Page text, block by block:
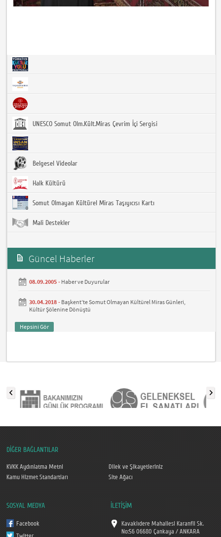
UNESCO Somut Olm.Kült.Miras Çevrim İçi Sergisi
Belgesel Videolar
Halk Kültürü
Somut Olmayan Kültürel Miras Taşıyıcısı Kartı
Mali Destekler
Güncel Haberler
08.09.2005 - Haber ve Duyurular
30.04.2018 - Başkent’te Somut Olmayan Kültürel Miras Günleri,
Kültür Şölenine Dönüştü
Hepsini Gör
DİĞER BAĞLANTILAR
KVKK Aydınlatma Metni
Dilek ve Şikayetleriniz
Kamu Hizmet Standartları
Site Ağacı
SOSYAL MEDYA
Facebook
İLETİŞİM
Kavaklıdere Mahallesi Karanfil Sk.
No:56 06680 Çankaya / ANKARA